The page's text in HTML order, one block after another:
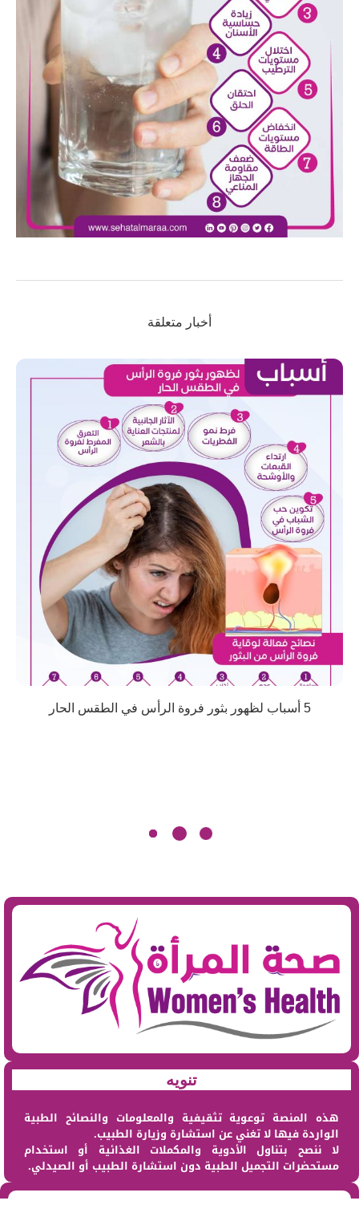
أخبار متعلقة
5 أسباب لظهور بثور فروة الرأس في الطقس الحار
تنويه
هذه المنصة توعوية تثقيفية والمعلومات والنصائح الطبية
الواردة فيها لا تغني عن استشارة وزيارة الطبيب.
لا ننصح بتناول الأدوية والمكملات الغذائية أو استخدام
مستحضرات التجميل الطبية دون استشارة الطبيب أو الصيدلي.